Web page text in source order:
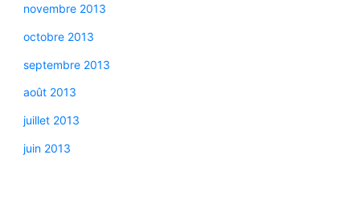
novembre 2013
octobre 2013
septembre 2013
août 2013
juillet 2013
juin 2013